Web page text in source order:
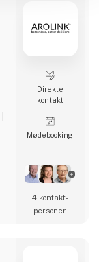
Direkte
kontakt
Møde­booking
4 kontakt­
personer